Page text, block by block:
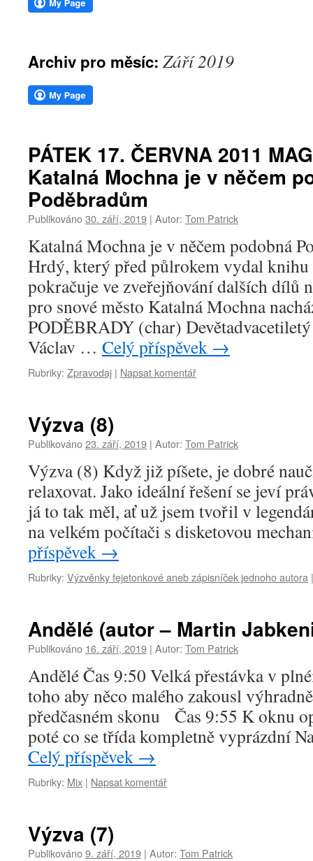
webu
Archiv pro měsíc: Září 2019
PÁTEK 17. ČERVNA 2011
Katalná Mochna je v něčem
Poděbradům
Publikováno30. září, 2019 | Autor: Tom Patrick
Katalná Mochna je v něčem podobná
Hrdý, který před půlrokem vydal knihu
pokračuje ve zveřejňování dalších dílů
pro snové město Katalná Mochna
PODĚBRADY (char)
Václav … Celý příspěvek →
Rubriky: Zpravodaj | Napsat komentář
Výzva (8)
Publikováno23. září, 2019 | Autor: Tom Patrick
Výzva (8) Když již píšete, je dobré
relaxovat. Jako ideální řešení se jeví
já to tak měl, ať už jsem tvořil v
na velkém počítači s disketovou
příspěvek →
Rubriky: Výzvěnky fejetonkové aneb zápisníček jednoho autora |
Andělé (autor – Martin
Publikováno 16. září, 2019 | Autor: Tom Patrick
Andělé Čas 9:50 Velká přestávka v
toho aby něco malého zakousl
předčasném skonu Čas 9:55 K oknu
poté co se třída kompletně vyprázdní
Celý příspěvek →
Rubriky: Mix | Napsat komentář
Výzva (7)
Publikováno9. září, 2019 | Autor: Tom Patrick